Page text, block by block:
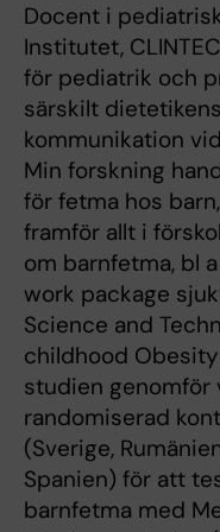
Docent i
Institutet,
för pediatrik och
särskilt dietetikens
kommunikation
Min forskning
för fetma hos barn,
framför allt i
om barnfetma, bl a
work package
Science and
childhood Obesity
studien genomför
randomiserad
(Sverige,
Spanien) för att
barnfetma med